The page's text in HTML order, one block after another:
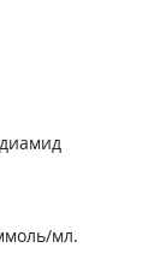
мл.